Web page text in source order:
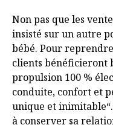
Non pas que les
insisté sur un autre
bébé. Pour
clients bénéficieront
propulsion 100 %
conduite, confort et
unique et
à conserver sa